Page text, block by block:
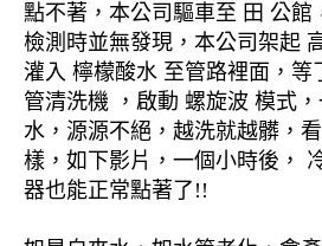
點不著，本公司驅車至 田 公館
檢測時並無發現，本公司架起
灌入 檸檬酸水 至管路裡面，等
管清洗機 ，啟動 螺旋波 模式
水，源源不絕，越洗就越髒，
樣，如下影片，一個小時後，
器也能正常點著了!!